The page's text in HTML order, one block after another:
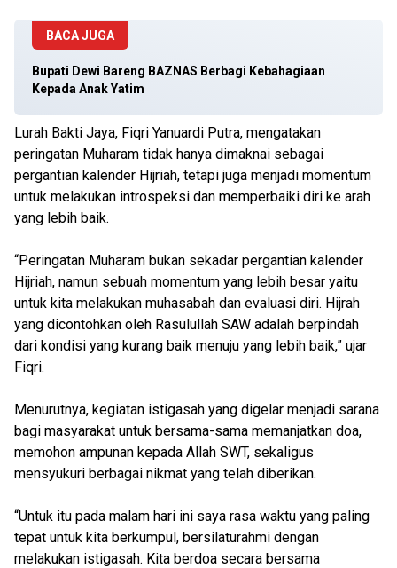
BACA JUGA
Bupati Dewi Bareng BAZNAS Berbagi Kebahagiaan
Kepada Anak Yatim
Lurah Bakti Jaya, Fiqri Yanuardi Putra, mengatakan
peringatan Muharam tidak hanya dimaknai sebagai
pergantian kalender Hijriah, tetapi juga menjadi momentum
untuk melakukan introspeksi dan memperbaiki diri ke arah
yang lebih baik.
“Peringatan Muharam bukan sekadar pergantian kalender
Hijriah, namun sebuah momentum yang lebih besar yaitu
untuk kita melakukan muhasabah dan evaluasi diri. Hijrah
yang dicontohkan oleh Rasulullah SAW adalah berpindah
dari kondisi yang kurang baik menuju yang lebih baik,” ujar
Fiqri.
Menurutnya, kegiatan istigasah yang digelar menjadi sarana
bagi masyarakat untuk bersama-sama memanjatkan doa,
memohon ampunan kepada Allah SWT, sekaligus
mensyukuri berbagai nikmat yang telah diberikan.
“Untuk itu pada malam hari ini saya rasa waktu yang paling
tepat untuk kita berkumpul, bersilaturahmi dengan
melakukan istigasah. Kita berdoa secara bersama